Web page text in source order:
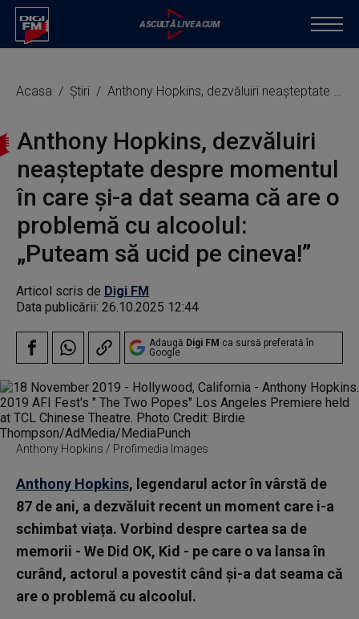
Acasa Știri Anthony Hopkins, dezvăluiri neașteptate despre momentul în care și-a dat seama că are o problemă cu alcoolul: „Puteam să ucid pe cineva!”
Anthony Hopkins, dezvăluiri
neașteptate despre momentul
în care și-a dat seama că are o
problemă cu alcoolul:
„Puteam să ucid pe cineva!”
Articol scris de Digi FM
Data publicării: 26.10.2025 12:44
Adaugă Digi FM ca sursă preferată în
Google
Anthony Hopkins / Profimedia Images
Anthony Hopkins, legendarul actor în vârstă de
87 de ani, a dezvăluit recent un moment care i-a
schimbat viața. Vorbind despre cartea sa de
memorii - We Did OK, Kid - pe care o va lansa în
curând, actorul a povestit când și-a dat seama că
are o problemă cu alcoolul.